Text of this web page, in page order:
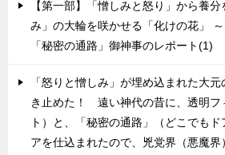
【第一部】「憎しみと怒り」から養
み」の大輪を咲かせる「化けの花」
「秘密の通路」御神事のレポート(1)
「怒りと憎しみ」が埋め込まれた大
き止めた！ 遠い神代の昔に、透明フ
ト）と、「秘密の通路」（どこでも
アを仕込まれたので、兇党界（悪魔